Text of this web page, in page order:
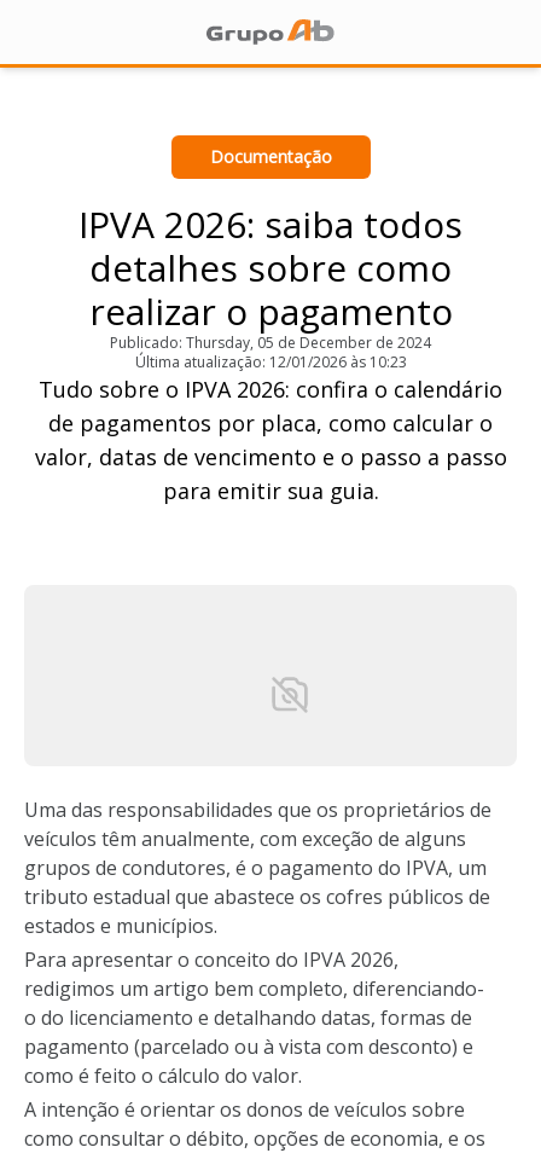
Documentação
IPVA 2026: saiba todos
detalhes sobre como
realizar o pagamento
Publicado: Thursday, 05 de December de 2024
Última atualização: 12/01/2026 às 10:23
Tudo sobre o IPVA 2026: confira o calendário
de pagamentos por placa, como calcular o
valor, datas de vencimento e o passo a passo
para emitir sua guia.
Uma das responsabilidades que os proprietários de
veículos têm anualmente, com exceção de alguns
grupos de condutores, é o pagamento do IPVA, um
tributo estadual que abastece os cofres públicos de
estados e municípios.
Para apresentar o conceito do IPVA 2026,
redigimos um artigo bem completo, diferenciando-
o do licenciamento e detalhando datas, formas de
pagamento (parcelado ou à vista com desconto) e
como é feito o cálculo do valor.
A intenção é orientar os donos de veículos sobre
como consultar o débito, opções de economia, e os